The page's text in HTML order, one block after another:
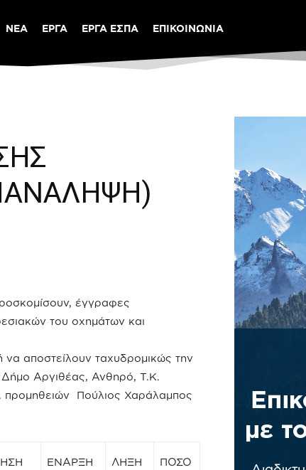
ΝΕΑ ΕΡΓΑ ΕΡΓΑ ΕΣΠΑ ΕΠΙΚΟΙΝΩΝΙΑ
έγγραφες
του οχημάτων και
να αποστείλουν ταχυδρομικώς την
Αργιθέας, Ανθηρό, Τ.Κ.
προμηθειών Πούλιος Χαράλαμπος
ΕΝΑΡΞΗ ΛΗΞΗ ΠΟΣΟ